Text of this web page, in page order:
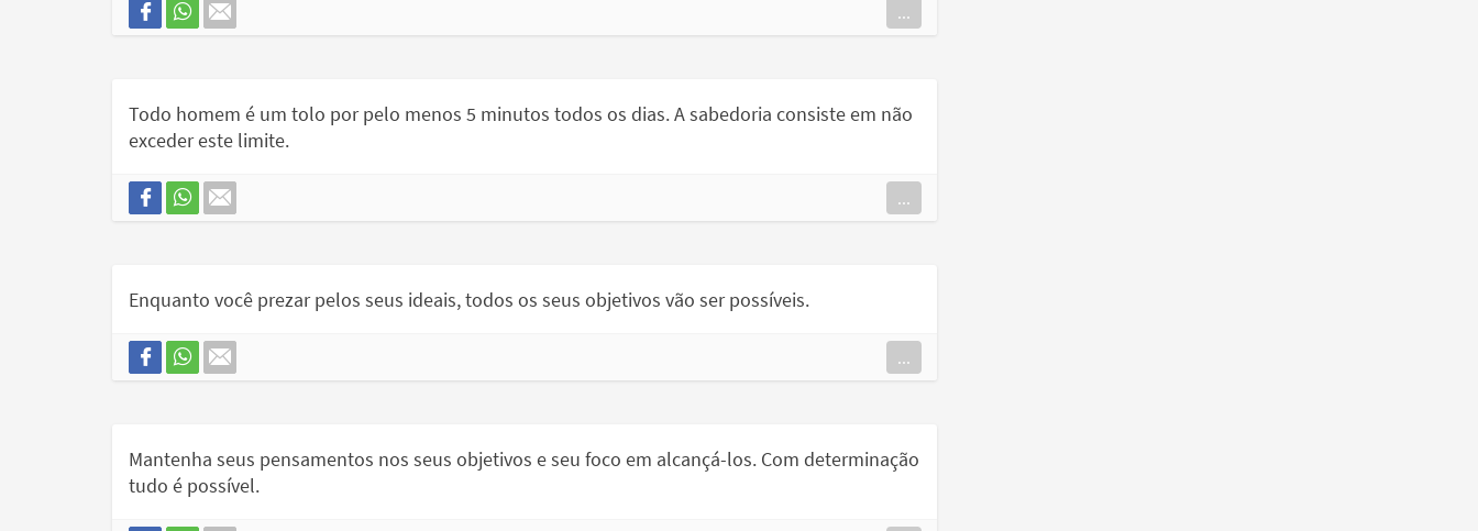
...
Todo homem é um tolo por pelo menos 5 minutos todos os dias. A sabedoria consiste em não
exceder este limite.
...
Enquanto você prezar pelos seus ideais, todos os seus objetivos vão ser possíveis.
...
Mantenha seus pensamentos nos seus objetivos e seu foco em alcançá-los. Com determinação
tudo é possível.